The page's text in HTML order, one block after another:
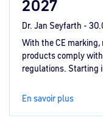
2027
Dr. Jan Seyfarth -
With the CE
products comply
regulations. Starting
En savoir plus